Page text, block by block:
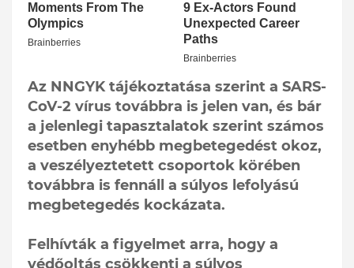
Az NNGYK tájékoztatása szerint a SARS-
CoV-2 vírus továbbra is jelen van, és bár
a jelenlegi tapasztalatok szerint számos
esetben enyhébb megbetegedést okoz,
a veszélyeztetett csoportok körében
továbbra is fennáll a súlyos lefolyású
megbetegedés kockázata.
Felhívták a figyelmet arra, hogy a
védőoltás csökkenti a súlyos